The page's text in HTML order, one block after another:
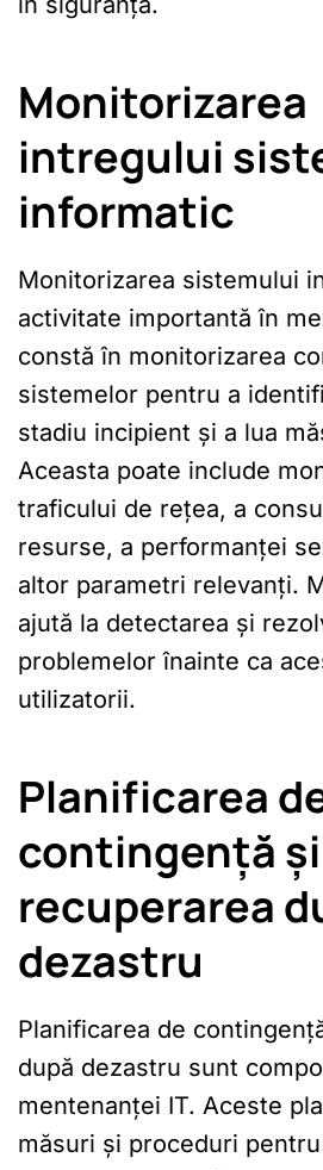
Monitorizarea
intregului
informatic
Monitorizarea sistemului
activitate importantă în
constă în monitorizarea
sistemelor pentru a
stadiu incipient și a lua
Aceasta poate include
traficului de rețea, a
resurse, a performanței
altor parametri relevanți.
ajută la detectarea și
problemelor înainte ca
utilizatorii.
Planificarea
contingență și
recuperarea
dezastru
Planificarea de
după dezastru sunt
mentenanței IT. Aceste
măsuri și proceduri